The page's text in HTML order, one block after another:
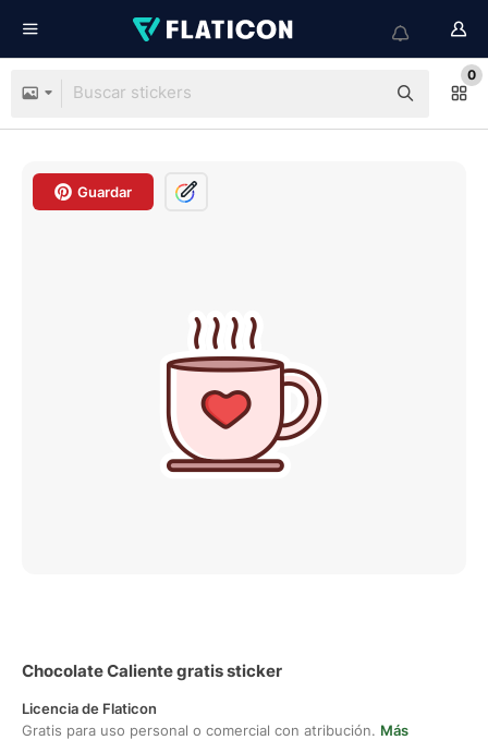
0
Guardar
Chocolate Caliente gratis sticker
Licencia de Flaticon
Gratis para uso personal o comercial con atribución. Más